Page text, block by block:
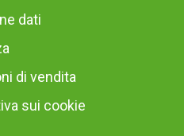
dati
di vendita
sui cookie